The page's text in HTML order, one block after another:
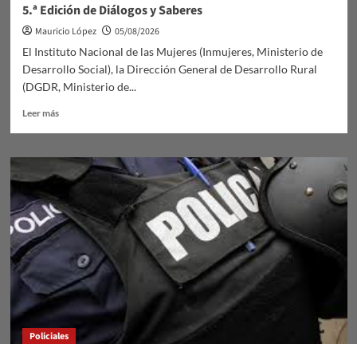
5.ª Edición de Diálogos y Saberes
Mauricio López
05/08/2026
El Instituto Nacional de las Mujeres (Inmujeres, Ministerio de
Desarrollo Social), la Dirección General de Desarrollo Rural
(DGDR, Ministerio de...
Leer másLeer
5.ª
Edición
Diálogos
y
Saberes
Policiales